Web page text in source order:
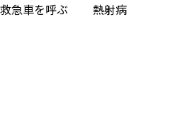
救急車を呼ぶ 熱射病